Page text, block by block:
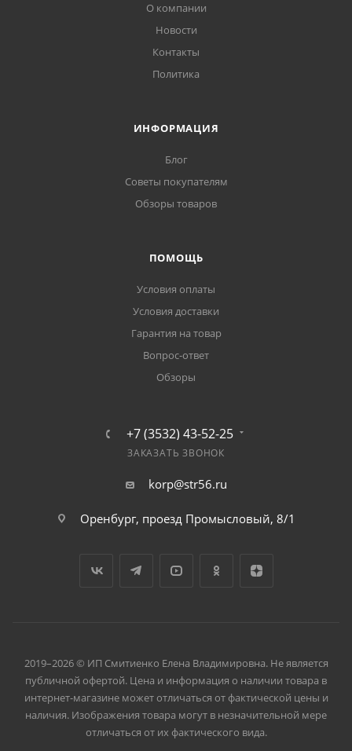
О компании
Новости
Контакты
Политика
ИНФОРМАЦИЯ
Блог
Советы покупателям
Обзоры товаров
ПОМОЩЬ
Условия оплаты
Условия доставки
Гарантия на товар
Вопрос-ответ
Обзоры
+7 (3532) 43-52-25
ЗАКАЗАТЬ ЗВОНОК
korp@str56.ru
Оренбург, проезд Промысловый, 8/1
2019–2026 © ИП Смитиенко Елена Владимировна. Не является
публичной офертой. Цена и информация о наличии товара в
интернет-магазине может отличаться от фактической цены и
наличия. Изображения товара могут в незначительной мере
отличаться от их фактического вида.